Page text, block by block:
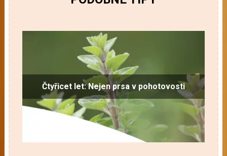
Čtyřicet let: Nejen prsa v pohotovosti